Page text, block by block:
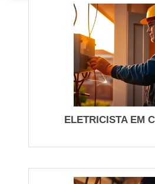
que perguntas fazer antes de
golpes e garantir um serviço
SERVIÇOS DE
SÃO PAULO:
PREDIAL E
GARANTIDA
Quando você precisa de
e execução segura. Essa
ELETRICISTA EM